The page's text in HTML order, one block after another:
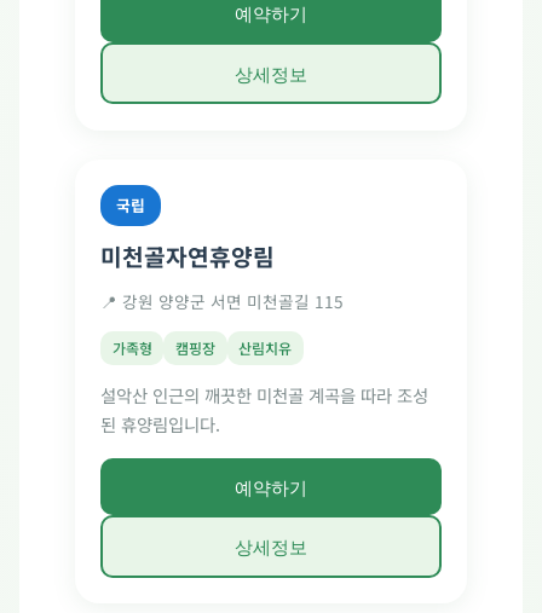
예약하기
상세정보
국립
미천골자연휴양림
📍 강원 양양군 서면 미천골길 115
가족형 캠핑장 산림치유
설악산 인근의 깨끗한 미천골 계곡을 따라 조성
된 휴양림입니다.
예약하기
상세정보